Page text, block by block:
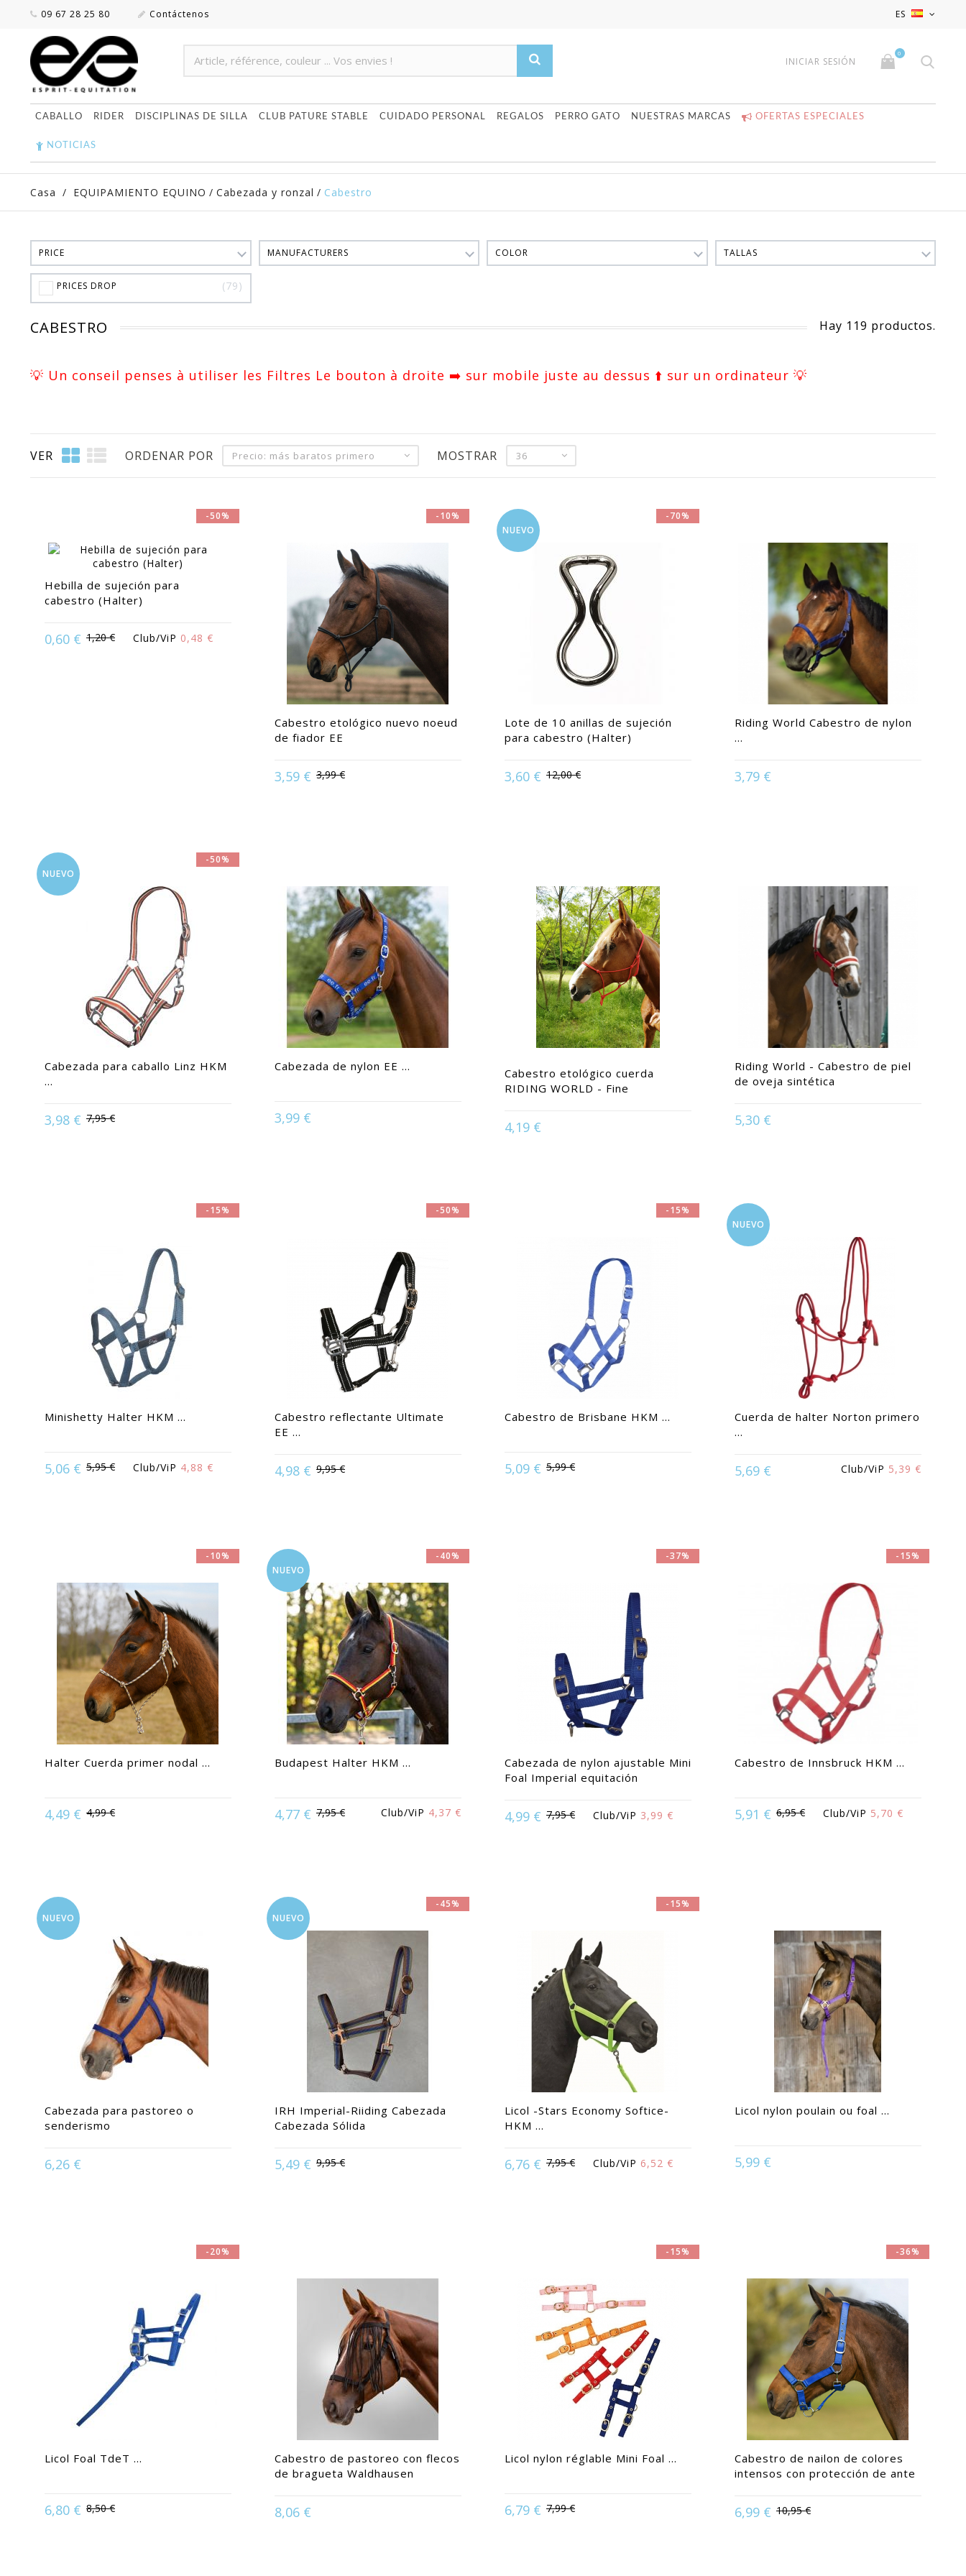
ES
09 67 28 25 80 Contáctenos
INICIAR SESIÓN
0
CABALLO RIDER DISCIPLINAS DE SILLA CLUB PATURE STABLE CUIDADO PERSONAL REGALOS PERRO GATO NUESTRAS MARCAS OFERTAS ESPECIALES
NOTICIAS
Casa / EQUIPAMIENTO EQUINO / Cabezada y ronzal / Cabestro
PRICE MANUFACTURERS COLOR TALLAS
PRICES DROP 79
CABESTRO Hay 119 productos.
💡 Un conseil penses à utiliser les Filtres Le bouton à droite ➡️ sur mobile juste au dessus ⬆️ sur un ordinateur 💡
VER ORDENAR POR Precio: más baratos primero MOSTRAR 36
-50%
Hebilla de sujeción para
cabestro (Halter)
0,60 € 1,20 € Club/ViP 0,48 €
-10%
Cabestro etológico nuevo noeud
de fiador EE
3,59 € 3,99 €
Available in:
NUEVO
-70%
Lote de 10 anillas de sujeción
para cabestro (Halter)
3,60 € 12,00 €
Available in:
Riding World Cabestro de nylon
...
3,79 €
Available in:
NUEVO
-50%
Cabezada para caballo Linz HKM
...
3,98 € 7,95 €
Available in: Pony | Purasangre | Shetland
Cabezada de nylon EE ...
3,99 €Available in:
Cabestro etológico cuerda
RIDING WORLD - Fine
4,19 €
Riding World - Cabestro de piel
de oveja sintética
5,30 €
Available in:
-15%
Minishetty Halter HKM ...
5,06 € 5,95 € Club/ViP 4,88 €
-50%
Cabestro reflectante Ultimate
EE ...
4,98 € 9,95 €
Available in: Caballo grande | Purasangre
| Shetland
-15%
Cabestro de Brisbane HKM ...
5,09 € 5,99 €
Available in: Caballo | Pony | Purasangre
NUEVO
Cuerda de halter Norton primero
...
5,69 € Club/ViP 5,39 €
Available in:
Beige | Marrón | Negro |
-10%
Halter Cuerda primer nodal ...
4,49 € 4,99 €
Available in:
NUEVO
-40%
Budapest Halter HKM ...
4,77 € 7,95 € Club/ViP 4,37 €
Available in: Caballo | Pony | Purasangre
-37%
Cabezada de nylon ajustable Mini
Foal Imperial equitación
4,99 € 7,95 € Club/ViP 3,99 €
-15%
Cabestro de Innsbruck HKM ...
5,91 € 6,95 € Club/ViP 5,70 €
Available in:
NUEVO
Cabezada para pastoreo o
senderismo
6,26 €
Available in:
NUEVO
-45%
IRH Imperial-Riiding Cabezada
Cabezada Sólida
5,49 € 9,95 €
Available in: Caballo grande | Pony
-15%
Licol -Stars Economy Softice-
HKM ...
6,76 € 7,95 € Club/ViP 6,52 €
Available in: Caballo | Caballo grande |
Licol nylon poulain ou foal ...
5,99 €
-20%
Licol Foal TdeT ...
6,80 € 8,50 €
Available in:
Cabestro de pastoreo con flecos
de bragueta Waldhausen
8,06 €
Available in:
Pony | Purasangre | Shetland
-15%
Licol nylon réglable Mini Foal ...
6,79 € 7,99 €
Available in:
-36%
Cabestro de nailon de colores
intensos con protección de ante
6,99 € 10,95 €
Available in: Caballo | Pony | Purasangre
| Shetland